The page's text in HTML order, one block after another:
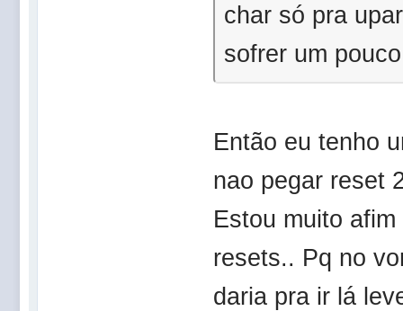
char só pra
sofrer um
Então eu tenho
nao pegar reset
Estou muito
resets.. Pq no
daria pra ir lá